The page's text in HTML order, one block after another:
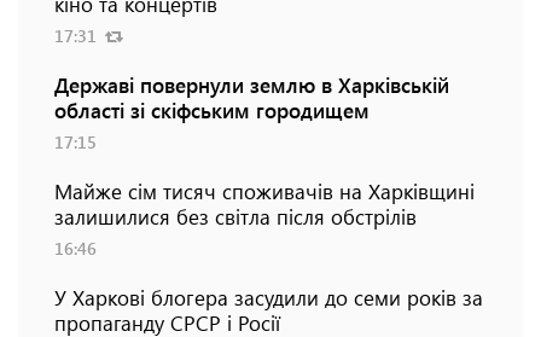
17:31
Державі повернули землю в Харківській
області зі скіфським городищем
17:15
Майже сім тисяч споживачів на Харківщині
залишилися без світла після обстрілів
16:46
У Харкові блогера засудили до семи років за
пропаганду СРСР і Росії